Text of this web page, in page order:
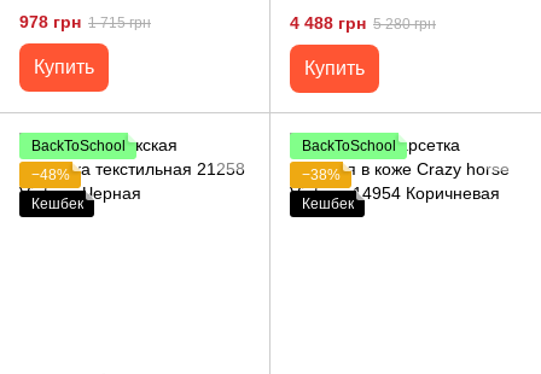
978 грн 1 715 грн
Купить
Коричневая
4 488 грн 5 280 грн
Купить
BackToSchool
−48%
Кешбек
BackToSchool
−38%
Кешбек